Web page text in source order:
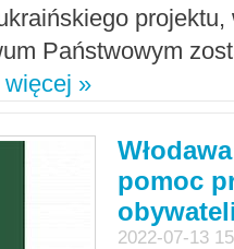
Państwowym
więcej »
pomoc
2022-07-13